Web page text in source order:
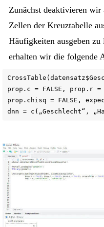
Zunächst deaktivieren
Zellen der Kreuztabelle
Häufigkeiten ausgeben zu
erhalten wir die folgende
prop.c = FALSE, prop.r =
prop.chisq = FALSE,
dnn = c(„Geschlecht“,